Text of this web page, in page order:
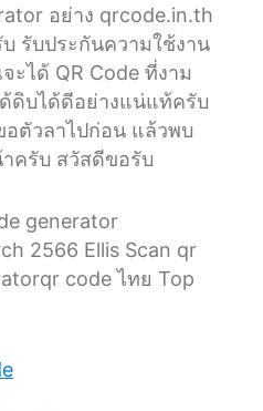
อย่าง qrcode.in.th
รับประกันความใช้งาน
ะได้ QR Code ที่งาม
ดิบได้ดีอย่างแน่แท้ครับ
ตัวลาไปก่อน แล้วพบ
ครับ สวัสดีขอรับ
generator
2566 Ellis Scan qr
code ไทย Top